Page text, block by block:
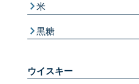
米
黒糖
ウイスキー